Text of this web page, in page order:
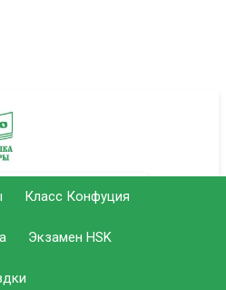
офис
Класс Конфуция
Экзамен HSK